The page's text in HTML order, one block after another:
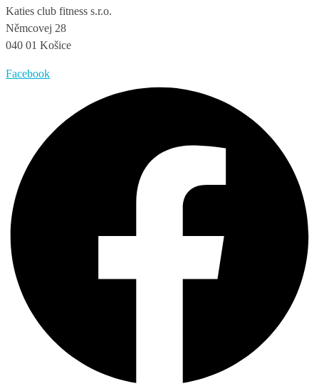
Katies club fitness s.r.o.
Němcovej 28
040 01 Košice
Facebook